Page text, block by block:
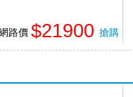
路價 $21900 搶購